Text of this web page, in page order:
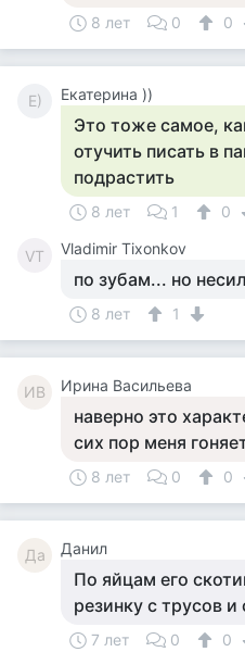
8 лет 0 0
Е) Екатерина ))
Это тоже самое,
отучить писать в
подрастить
8 лет 1 0
VT Vladimir Tixonkov
по зубам... но
8 лет 1
ИВ Ирина Васильева
наверно это
сих пор меня
8 лет 0 0
Да Данил
По яйцам его
резинку с трусов
7 лет 0 0